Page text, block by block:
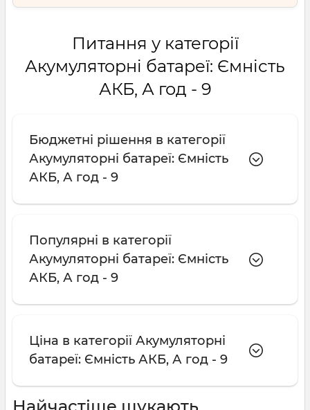
Питання у категорії
Акумуляторні батареї: Ємність
АКБ, А год - 9
Бюджетні рішення в категорії
Акумуляторні батареї: Ємність
АКБ, А год - 9
Популярні в категорії
Акумуляторні батареї: Ємність
АКБ, А год - 9
Ціна в категорії Акумуляторні
батареї: Ємність АКБ, А год - 9